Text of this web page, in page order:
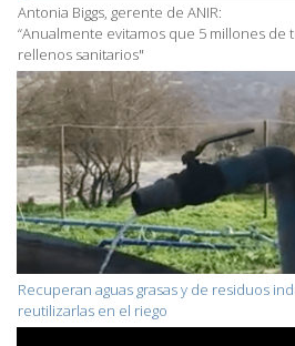
Antonia Biggs, gerente de ANIR:
“Anualmente evitamos que 5 millones de
rellenos sanitarios"
Recuperan aguas grasas y de residuos
reutilizarlas en el riego